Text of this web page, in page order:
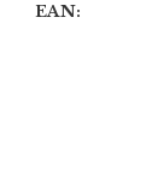
EAN: